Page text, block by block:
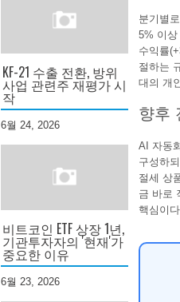
KF-21 수출 전환, 방위
사업 관련주 재평가 시
작
6월 24, 2026
비트코인 ETF 상장 1년,
기관투자자의 '현재'가
중요한 이유
6월 23, 2026
분기별
5% 이
수익률
절하는
대의 개
향후
AI 자동
구성하
절세 상
금 바로
핵심이